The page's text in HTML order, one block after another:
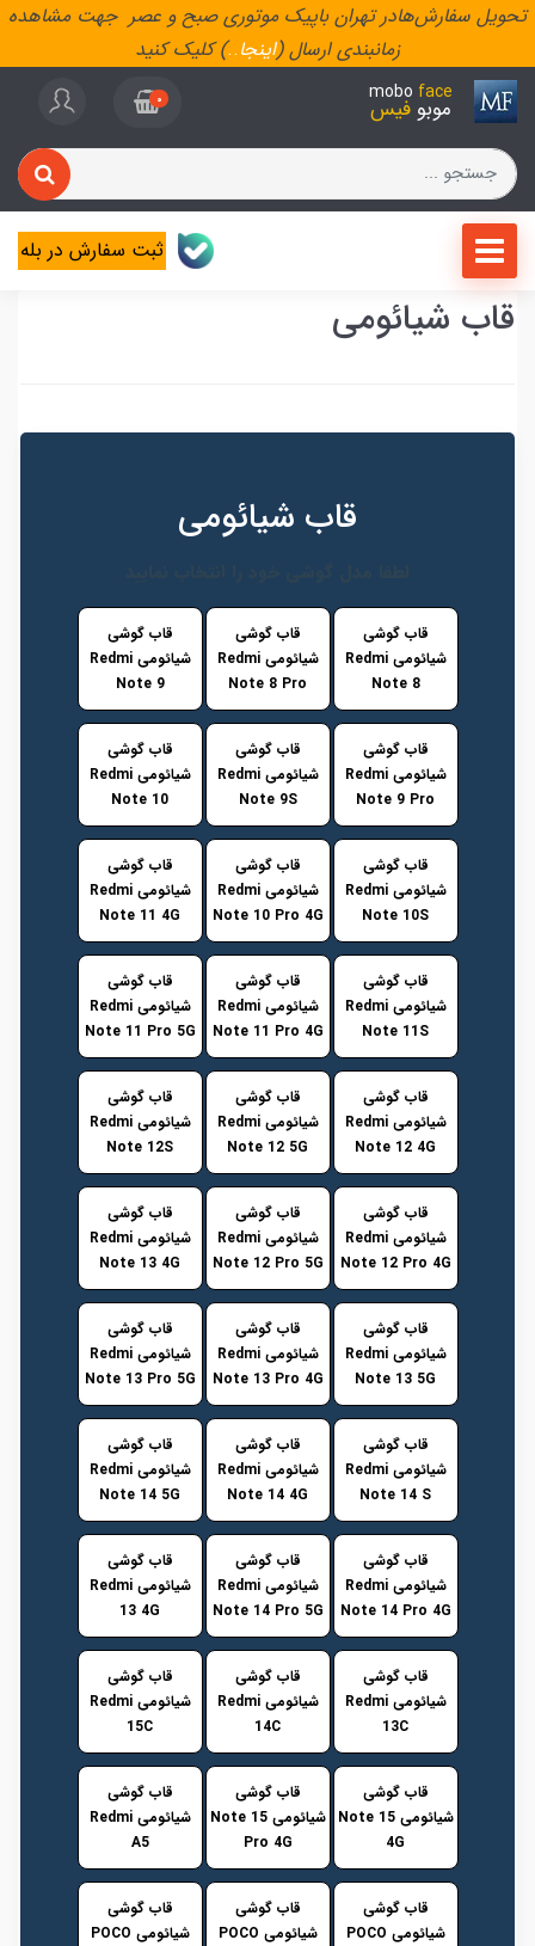
تحویل سفارش‌هادر تهران باپیک موتوری صبح و عصر جهت مشاهده
زمانبندی ارسال (اینجا..) کلیک کنید
mobo face
موبو فیس 0
ثبت سفارش در بله
قاب شیائومی
قاب شیائومی
قاب گوشی
شیائومی Redmi
Note 8
قاب گوشی
شیائومی Redmi
Note 8 Pro
قاب گوشی
شیائومی Redmi
Note 9
قاب گوشی
شیائومی Redmi
Note 9 Pro
قاب گوشی
شیائومی Redmi
Note 9S
قاب گوشی
شیائومی Redmi
Note 10
قاب گوشی
شیائومی Redmi
Note 10S
قاب گوشی
شیائومی Redmi
Note 10 Pro 4G
قاب گوشی
شیائومی Redmi
Note 11 4G
قاب گوشی
شیائومی Redmi
Note 11S
قاب گوشی
شیائومی Redmi
Note 11 Pro 4G
قاب گوشی
شیائومی Redmi
Note 11 Pro 5G
قاب گوشی
شیائومی Redmi
Note 12 4G
قاب گوشی
شیائومی Redmi
Note 12 5G
قاب گوشی
شیائومی Redmi
Note 12S
قاب گوشی
شیائومی Redmi
Note 12 Pro 4G
قاب گوشی
شیائومی Redmi
Note 12 Pro 5G
قاب گوشی
شیائومی Redmi
Note 13 4G
قاب گوشی
شیائومی Redmi
Note 13 5G
قاب گوشی
شیائومی Redmi
Note 13 Pro 4G
قاب گوشی
شیائومی Redmi
Note 13 Pro 5G
قاب گوشی
شیائومی Redmi
Note 14 S
قاب گوشی
شیائومی Redmi
Note 14 4G
قاب گوشی
شیائومی Redmi
Note 14 5G
قاب گوشی
شیائومی Redmi
Note 14 Pro 4G
قاب گوشی
شیائومی Redmi
Note 14 Pro 5G
قاب گوشی
شیائومی Redmi
13 4G
قاب گوشی
شیائومی Redmi
13C
قاب گوشی
شیائومی Redmi
14C
قاب گوشی
شیائومی Redmi
15C
قاب گوشی
شیائومی Note 15
4G
قاب گوشی
شیائومی Note 15
Pro 4G
قاب گوشی
شیائومی Redmi
A5
قاب گوشی
شیائومی POCO
قاب گوشی
شیائومی POCO
قاب گوشی
شیائومی POCO